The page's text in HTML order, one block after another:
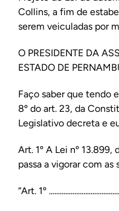
Collins, a fim de
serem veiculadas por
O PRESIDENTE DA
ESTADO DE
Faço saber que tendo
8º do art. 23, da
Legislativo decreta e
Art. 1º A Lei nº
passa a vigorar com
“Art. 1º